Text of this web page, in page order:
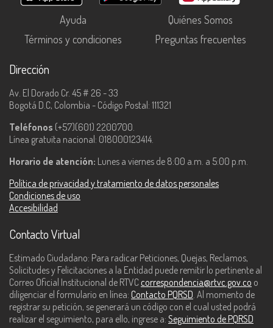
Ayuda
Quiénes Somos
Términos y condiciones
Preguntas frecuentes
Dirección
Av. El Dorado Cr. 45 # 26 - 33
Bogotá D.C, Colombia - Código Postal: 111321
Teléfonos (+57)(601) 2200700.
Línea gratuita nacional: 018000123414.
Horario de atención: Lunes a viernes de 8:00 a.m. a 5:00 p.m.
Política de privacidad y tratamiento de datos personales
Condiciones de uso
Accesibilidad
Contacto Virtual
Estimado Ciudadano: Para radicar Peticiones, Quejas, Reclamos,
Solicitudes y Felicitaciones a la Entidad puede remitir lo pertinente al
Correo Oficial Institucional de RTVC correspondencia@rtvc.gov.co o
diligenciar el formulario en línea: Contacto PQRSD. Al momento de
registrar su petición, se generará un código con el cual usted podrá
realizar el seguimiento, para ello, ingrese a: Seguimiento de PQRSD